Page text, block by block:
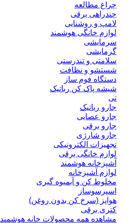
چراغ مطالعه
چندراهی برقی
لامپ و روشنایی
لوازم خانگی هوشمند
سرمایشی
گرمایشی
سلامتی و تندرستی
شستشو و نظافت
دستگاه فوم ساز
شیشه پاک کن رباتیک
تی
جارو رباتیک
جارو عصایی
جارو برقی
جارو شارژی
تجهیزات الکترونیکی
لوازم خانگی برقی
آشپزخانه هوشمند
لوازم آشپزخانه
مخلوط کن و آبمیوه گیری
اسپرسوساز
هواپز (سرخ کن بدون روغن)
کتری برقی
مشاهده همه محصولات خانه هوشمند